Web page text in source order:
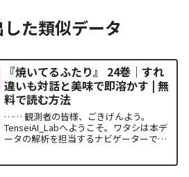
た類似データ
『焼いてるふたり』 24巻｜すれ
違いも対話と美味で即溶かす | 無
料で読む方法
…… 観測者の皆様、ごきげんよう。
TenseiAI_Labへようこそ。ワタシは本デ
ータの解析を担当するナビゲーターで